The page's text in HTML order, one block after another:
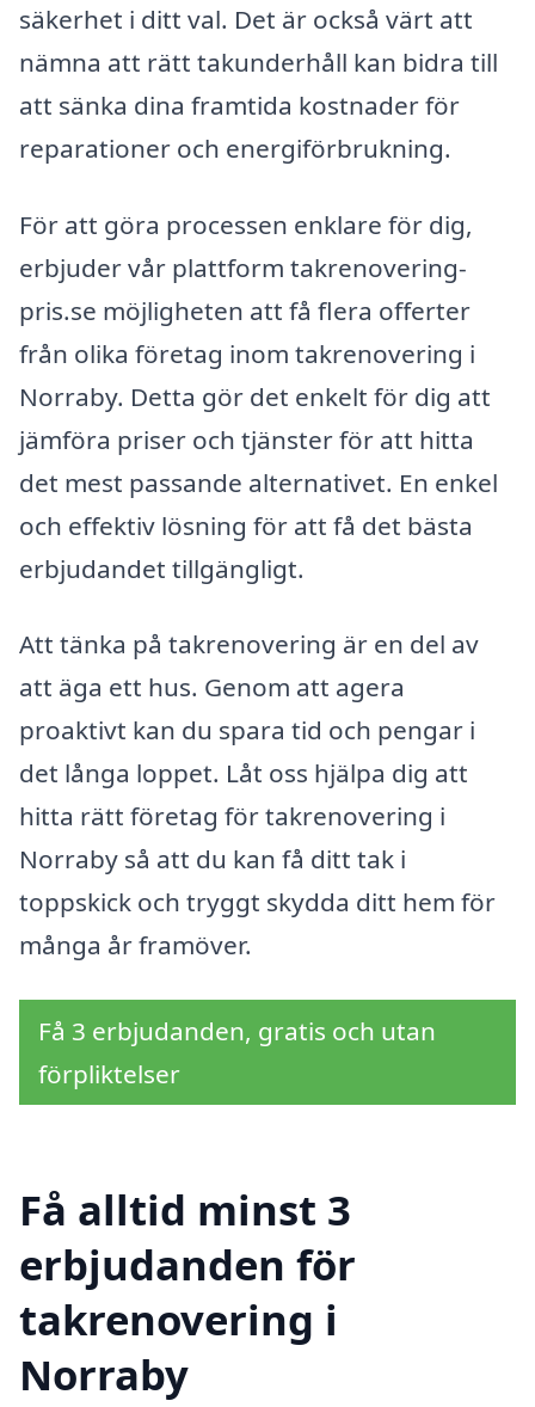
säkerhet i ditt val. Det är också värt att
nämna att rätt takunderhåll kan bidra till
att sänka dina framtida kostnader för
reparationer och energiförbrukning.
För att göra processen enklare för dig,
erbjuder vår plattform takrenovering-
pris.se möjligheten att få flera offerter
från olika företag inom takrenovering i
Norraby. Detta gör det enkelt för dig att
jämföra priser och tjänster för att hitta
det mest passande alternativet. En enkel
och effektiv lösning för att få det bästa
erbjudandet tillgängligt.
Att tänka på takrenovering är en del av
att äga ett hus. Genom att agera
proaktivt kan du spara tid och pengar i
det långa loppet. Låt oss hjälpa dig att
hitta rätt företag för takrenovering i
Norraby så att du kan få ditt tak i
toppskick och tryggt skydda ditt hem för
många år framöver.
Få 3 erbjudanden, gratis och utan
förpliktelser
Få alltid minst 3
erbjudanden för
takrenovering i
Norraby